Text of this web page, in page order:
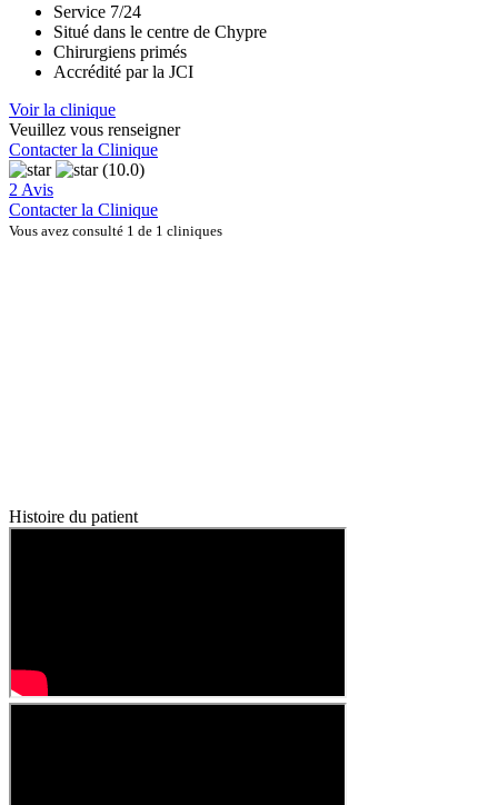
Service 7/24
Situé dans le centre de Chypre
Chirurgiens primés
Accrédité par la JCI
Voir la clinique
Veuillez vous renseigner
Contacter la Clinique
(10.0)
2 Avis
Contacter la Clinique
Vous avez consulté 1 de 1 cliniques
Histoire du patient